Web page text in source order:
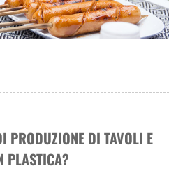
PRODUZIONE DI TAVOLI E
PLASTICA?